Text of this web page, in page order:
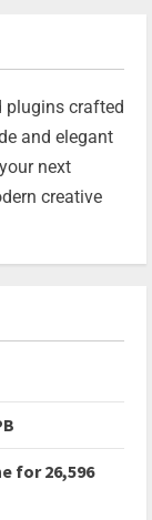
plugins crafted
and elegant
next
creative
for 26,596